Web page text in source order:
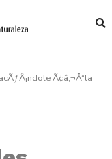
Ã¢â‚¬Å“la